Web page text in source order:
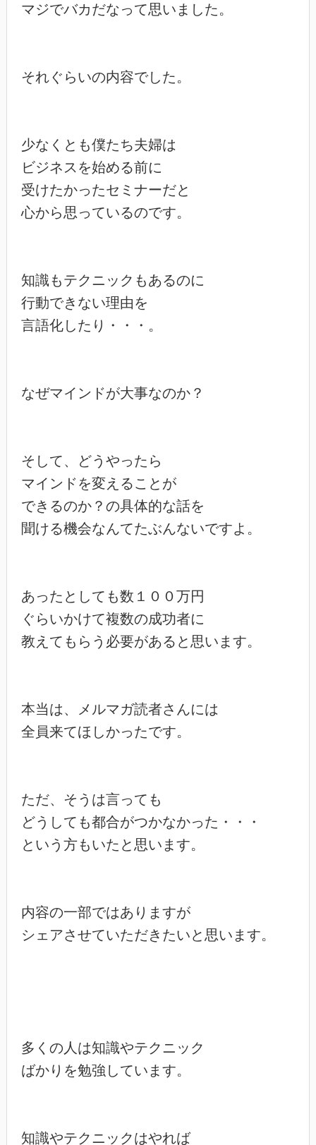
マジでバカだなって思いました。
それぐらいの内容でした。
少なくとも僕たち夫婦は
ビジネスを始める前に
受けたかったセミナーだと
心から思っているのです。
知識もテクニックもあるのに
行動できない理由を
言語化したり・・・。
なぜマインドが大事なのか？
そして、どうやったら
マインドを変えることが
できるのか？の具体的な話を
聞ける機会なんてたぶんないですよ。
あったとしても数１００万円
ぐらいかけて複数の成功者に
教えてもらう必要があると思います。
本当は、メルマガ読者さんには
全員来てほしかったです。
ただ、そうは言っても
どうしても都合がつかなかった・・・
という方もいたと思います。
内容の一部ではありますが
シェアさせていただきたいと思います。
多くの人は知識やテクニック
ばかりを勉強しています。
知識やテクニックはやれば